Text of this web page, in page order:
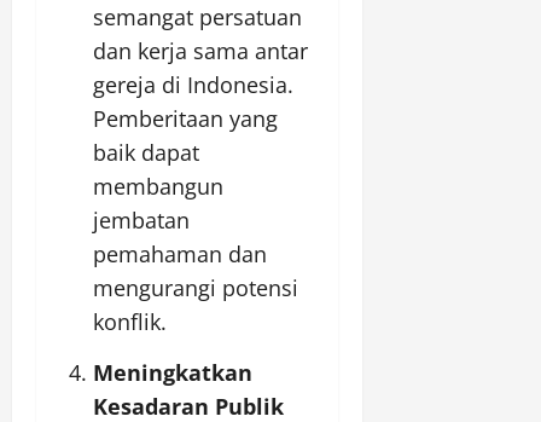
semangat persatuan
dan kerja sama antar
gereja di Indonesia.
Pemberitaan yang
baik dapat
membangun
jembatan
pemahaman dan
mengurangi potensi
konflik.
Meningkatkan
Kesadaran Publik